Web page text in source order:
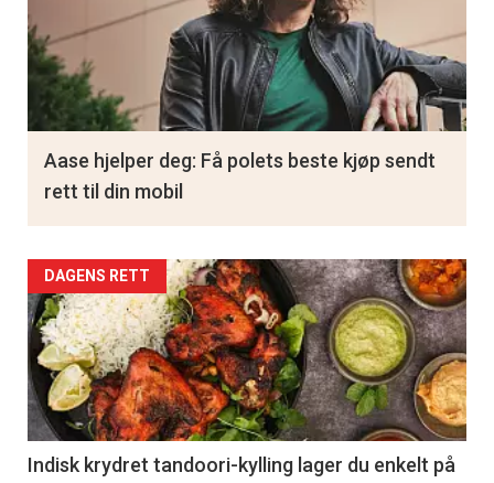
Aase hjelper deg: Få polets beste kjøp sendt
rett til din mobil
DAGENS RETT
Indisk krydret tandoori-kylling lager du enkelt på